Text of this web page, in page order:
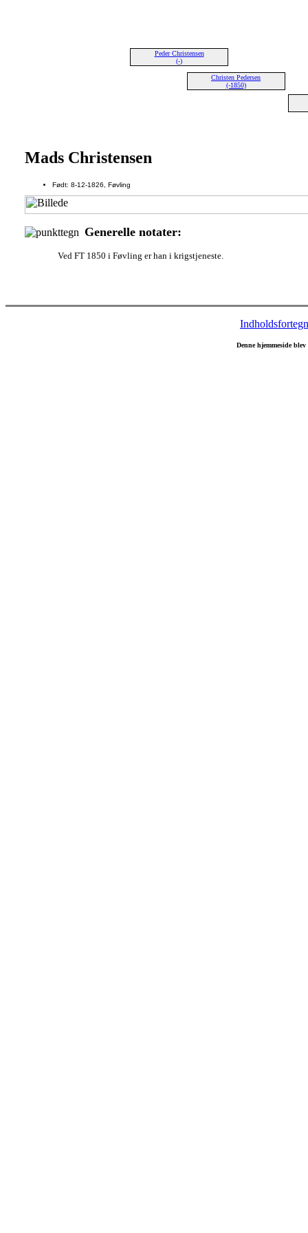
Peder Christensen
(-)
Christen Pedersen
(-1850)
Mads Christensen
Født: 8-12-1826, Føvling
Generelle notater:
Ved FT 1850 i Føvling er han i krigstjeneste.
Denne hjemmeside